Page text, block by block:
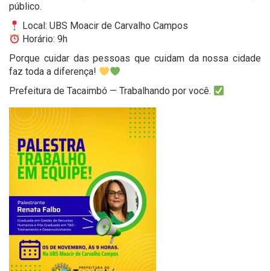
público.
Local: UBS Moacir de Carvalho Campos
Horário: 9h
Porque cuidar das pessoas que cuidam da nossa cidade
faz toda a diferença!
Prefeitura de Tacaimbó — Trabalhando por você.